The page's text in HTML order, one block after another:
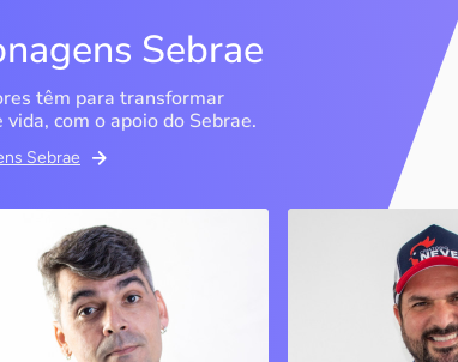
Sebrae
têm para transformar
com o apoio do Sebrae.
Sebrae
Bipp Tecnologia
Picos / PI
Marcus Linhares
transformou a tese do
doutorado em negócio
Criatório
Sobrália / MG